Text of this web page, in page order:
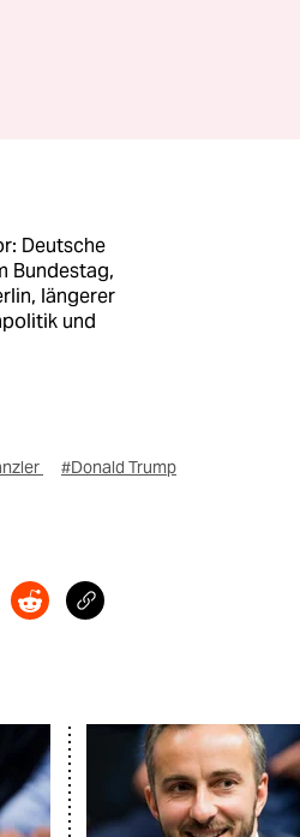
Deutsche
Bundestag,
längerer
und
#Donald Trump